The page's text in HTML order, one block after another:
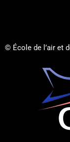
© École de l’air et